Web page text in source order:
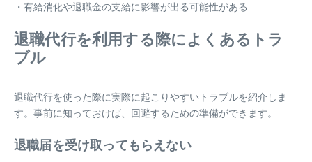
・有給消化や退職金の支給に影響が出る可能性がある
退職代行を利用する際によくあるトラ
ブル
退職代行を使った際に実際に起こりやすいトラブルを紹介しま
す。事前に知っておけば、回避するための準備ができます。
退職届を受け取ってもらえない